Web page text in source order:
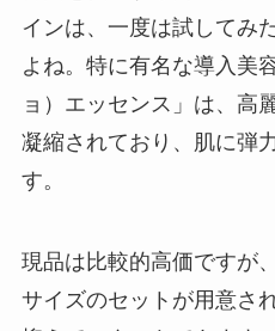
インは、一度は試してみ
よね。特に有名な導入美
ョ）エッセンス」は、高
凝縮されており、肌に弾
す。
現品は比較的高価ですが
サイズのセットが用意さ